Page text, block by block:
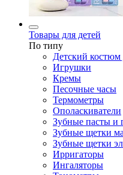
Товары для детей
По типу
Детский костюм
Игрушки
Кремы
Песочные часы
Термометры
Ополаскиватели
Зубные пасты и
Зубные щетки
Зубные щетки
Ирригаторы
Ингаляторы